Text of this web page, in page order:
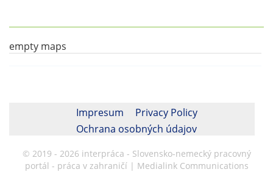
empty maps
Impresum
Privacy Policy
Ochrana osobných údajov
© 2019 - 2026 interpráca - Slovensko-nemecký pracovný
portál - práca v zahraničí | Medialink Communications